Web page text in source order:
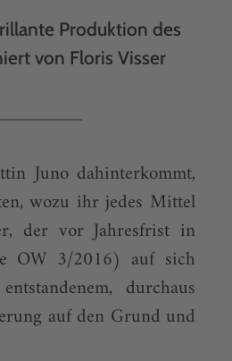
Produktion des
von Floris Visser
Juno dahinterkommt,
wozu ihr jedes Mittel
der vor Jahresfrist in
OW 3/2016) auf sich
durchaus
auf den Grund und